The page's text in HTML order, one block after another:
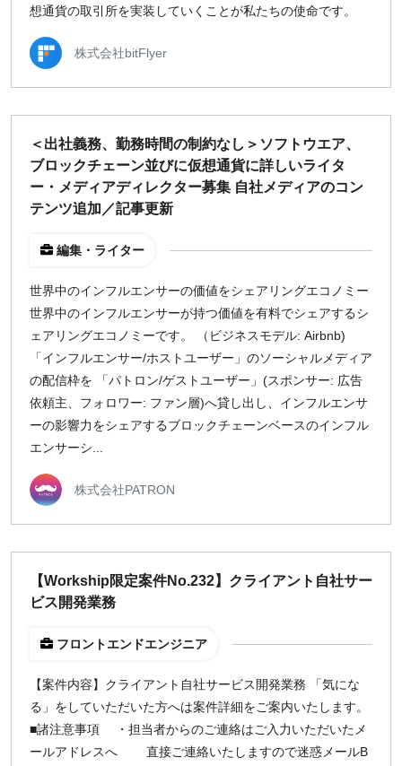
募集中のみ表示
¥2,000 ¥3,000 ¥4,000 ¥5,000〜
指定なし
想通貨の取引所を実装していくことが私たちの使命です。
株式会社bitFlyer
＜出社義務、勤務時間の制約なし＞ソフトウエア、
ブロックチェーン並びに仮想通貨に詳しいライタ
ー・メディアディレクター募集 自社メディアのコン
テンツ追加／記事更新
編集・ライター
世界中のインフルエンサーの価値をシェアリングエコノミー
世界中のインフルエンサーが持つ価値を有料でシェアするシ
ェアリングエコノミーです。 （ビジネスモデル: Airbnb)
「インフルエンサー/ホストユーザー」のソーシャルメディア
の配信枠を 「パトロン/ゲストユーザー」(スポンサー: 広告
依頼主、フォロワー: ファン層)へ貸し出し、インフルエンサ
ーの影響力をシェアするブロックチェーンベースのインフル
エンサーシ...
株式会社PATRON
【Workship限定案件No.232】クライアント自社サー
ビス開発業務
フロントエンドエンジニア
【案件内容】クライアント自社サービス開発業務 「気にな
る」をしていただいた方へは案件詳細をご案内いたします。
■諸注意事項 ・担当者からのご連絡はご入力いただいたメ
ールアドレスへ 直接ご連絡いたしますので迷惑メールB